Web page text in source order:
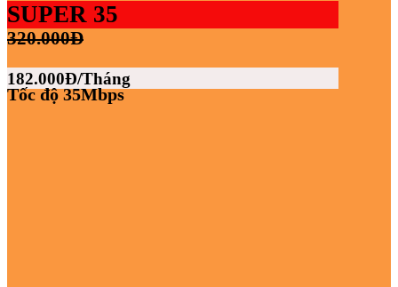
SUPER 35
320.000Đ
182.000Đ/Tháng
Tốc độ 35Mbps